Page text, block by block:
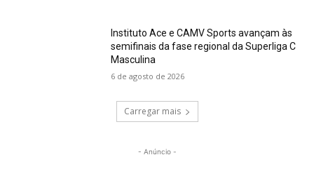
Instituto Ace e CAMV Sports avançam às
semifinais da fase regional da Superliga C
Masculina
6 de agosto de 2026
Carregar mais
- Anúncio -